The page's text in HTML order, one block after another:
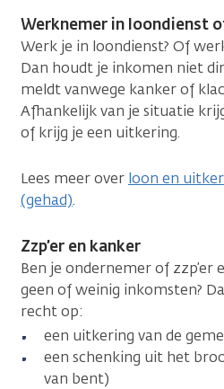
Werknemer in loondienst
Werk je in loondienst? Of
Dan houdt je inkomen niet
meldt vanwege kanker of
Afhankelijk van je situatie
of krijg je een uitkering.
Lees meer over loon en
(gehad).
Zzp’er en kanker
Ben je ondernemer of zzp’er
geen of weinig inkomsten?
recht op:
een uitkering van de
een schenking uit het
van bent)